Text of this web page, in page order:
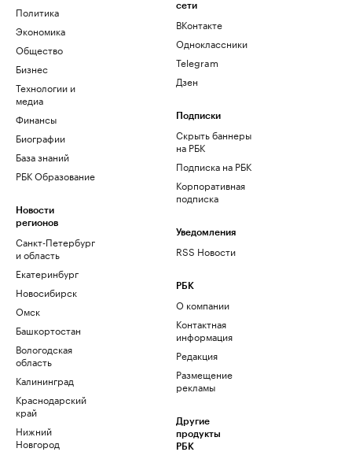
Политика
Экономика
Общество
Бизнес
Технологии и
медиа
Финансы
Биографии
База знаний
РБК Образование
Новости
регионов
Санкт-Петербург
и область
Екатеринбург
Новосибирск
Омск
Башкортостан
Вологодская
область
Калининград
Краснодарский
край
Нижний
Новгород
сети
ВКонтакте
Одноклассники
Telegram
Дзен
Подписки
Скрыть баннеры
на РБК
Подписка на РБК
Корпоративная
подписка
Уведомления
RSS Новости
РБК
О компании
Контактная
информация
Редакция
Размещение
рекламы
Другие
продукты
РБК